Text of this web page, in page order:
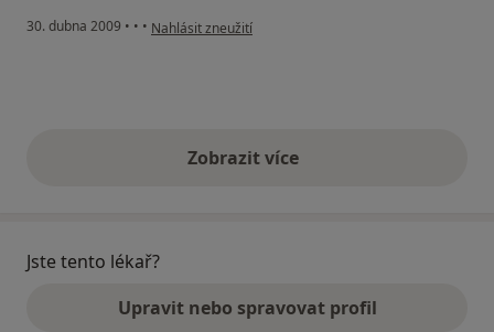
30. dubna 2009 • • • podle názoru uživatele Martina Kiesewetterová
Nahlásit zneužití
Zobrazit vícevýše uvedené názory
Jste tento lékař?
Upravit nebo spravovat profil